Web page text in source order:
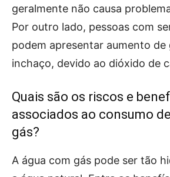
geralmente não causa
Por outro lado, pessoas com
podem apresentar aumento de
inchaço, devido ao dióxido de
Quais são os riscos e
associados ao consumo
gás?
A água com gás pode ser tão